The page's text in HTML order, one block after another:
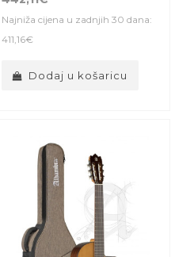
Najniža cijena u zadnjih 30 dana:
411,16€
Dodaj u košaricu